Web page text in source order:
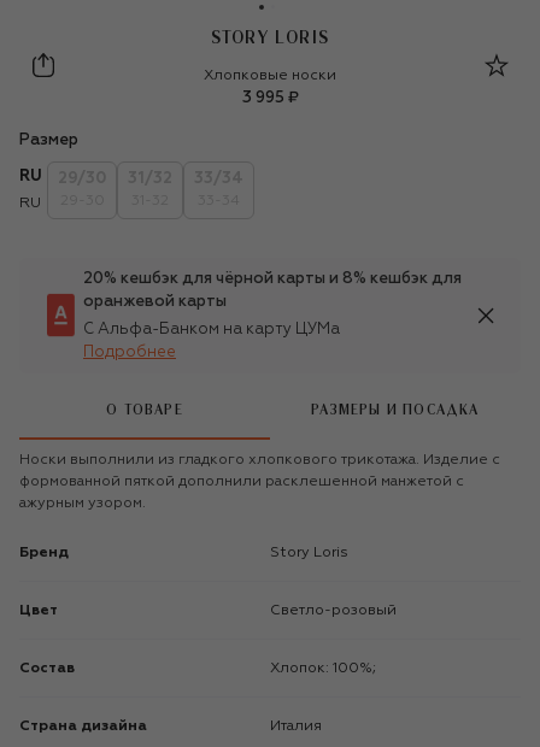
STORY LORIS
Story Loris
Хлопковые носки
3 995 ₽
Размер
RU
RU
20% кешбэк для чёрной карты и 8% кешбэк для
оранжевой карты
С Альфа-Банком на карту ЦУМа
Подробнее
О ТОВАРЕ РАЗМЕРЫ И ПОСАДКА
Носки выполнили из гладкого хлопкового трикотажа. Изделие с
формованной пяткой дополнили расклешенной манжетой с
ажурным узором.
Бренд Story Loris
Цвет Светло-розовый
Состав Хлопок: 100%;
Страна дизайна Италия